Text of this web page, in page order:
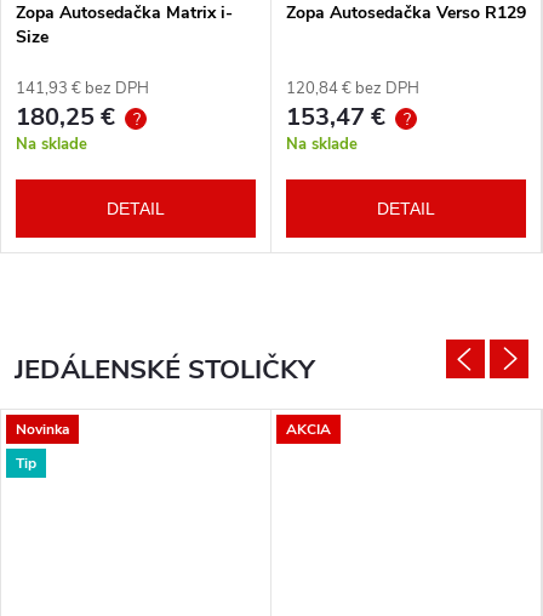
Zopa Autosedačka Matrix i-
Size
141,93 € bez DPH
180,25 € ?
Na sklade
DETAIL
Zopa Autosedačka Verso R129
120,84 € bez DPH
153,47 € ?
Na sklade
DETAIL
JEDÁLENSKÉ STOLIČKY
Novinka
Tip
AKCIA